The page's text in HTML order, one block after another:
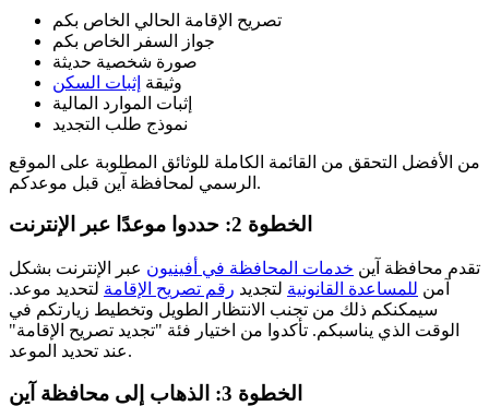
تصريح الإقامة الحالي الخاص بكم
جواز السفر الخاص بكم
صورة شخصية حديثة
وثيقة إثبات السكن
إثبات الموارد المالية
نموذج طلب التجديد
من الأفضل التحقق من القائمة الكاملة للوثائق المطلوبة على الموقع
الرسمي لمحافظة آين قبل موعدكم.
الخطوة 2: حددوا موعدًا عبر الإنترنت
تقدم محافظة آين خدمات المحافظة في أفينيون عبر الإنترنت بشكل
آمن للمساعدة القانونية لتجديد رقم تصريح الإقامة لتحديد موعد.
سيمكنكم ذلك من تجنب الانتظار الطويل وتخطيط زيارتكم في
الوقت الذي يناسبكم. تأكدوا من اختيار فئة "تجديد تصريح الإقامة"
عند تحديد الموعد.
الخطوة 3: الذهاب إلى محافظة آين